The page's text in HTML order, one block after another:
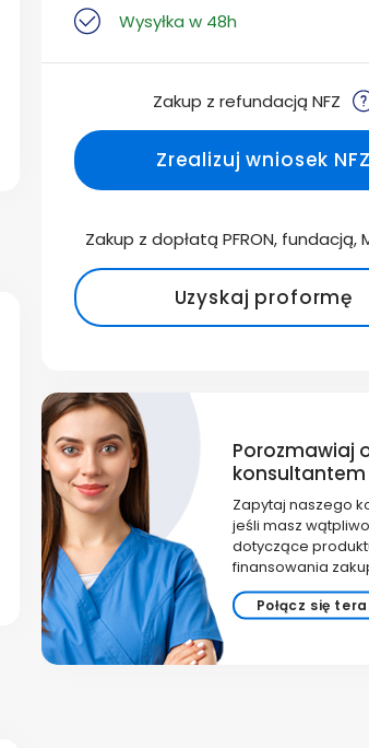
Wysyłka w 48h
Zakup z refundacją NFZ
Zrealizuj wniosek NFZ
Zakup z dopłatą PFRON, fundacją,
Uzyskaj proformę
Porozmawiaj
konsultantem
Zapytaj naszego
jeśli masz
dotyczące
finansowania
Połącz się